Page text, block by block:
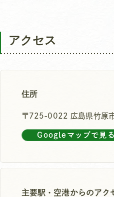
アクセス
住所
〒725-0022 広島県竹原
Googleマップで見
主要駅・空港からのアク